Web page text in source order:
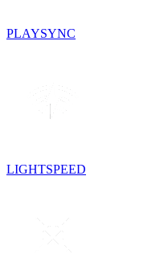
PLAYSYNC
LIGHTSPEED